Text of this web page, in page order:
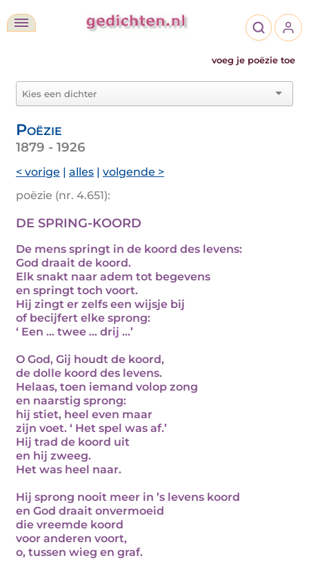
voeg je poëzie toe
Poëzie
1879 - 1926
< vorige | alles | volgende >
poëzie (nr. 4.651):
DE SPRING-KOORD
De mens springt in de koord des levens:
God draait de koord.
Elk snakt naar adem tot begevens
en springt toch voort.
Hij zingt er zelfs een wijsje bij
of becijfert elke sprong:
‘ Een … twee … drij …’
O God, Gij houdt de koord,
de dolle koord des levens.
Helaas, toen iemand volop zong
en naarstig sprong:
hij stiet, heel even maar
zijn voet. ‘ Het spel was af.’
Hij trad de koord uit
en hij zweeg.
Het was heel naar.
Hij sprong nooit meer in ’s levens koord
en God draait onvermoeid
die vreemde koord
voor anderen voort,
o, tussen wieg en graf.